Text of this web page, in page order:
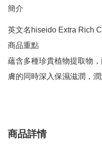
簡介
英文名hiseido Extra Rich
商品重點
蘊含多種珍貴植物提取物
膚的同時深入保濕滋潤，潤
商品詳情